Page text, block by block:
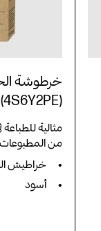
مثالية للطباعة
من المطبوعات
خراطيش
أسود